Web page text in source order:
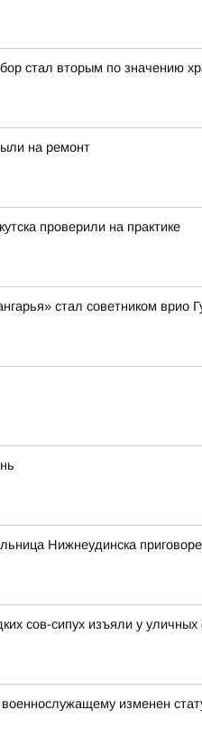
стал вторым по значению
на ремонт
проверили на практике
стал советником врио
Нижнеудинска
сов-сипух изъяли у
изменен